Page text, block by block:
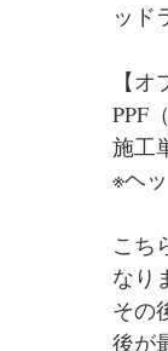
ッド
【オ
PPF
施工
※ヘ
こち
なり
その
後が